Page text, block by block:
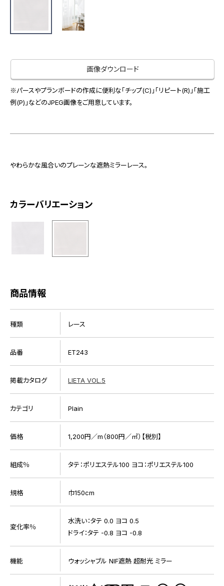
お役立ち資料
サンプル・カタログ請求／お問い合わせ（ビジネスのお客様）
非住宅案件に関するお問い合わせ
スペースソリューション事業
オフィスソリューション事業
会社情報
画像ダウンロード
※パースやプランボードの作成に便利な「チップ(C)」「リピート(R)」「施工
例(P)」などのJPEG画像をご用意しています。
やわらかな風合いのプレーンな遮熱ミラーレース。
カラーバリエーション
商品情報
種類 レース
品番 ET243
掲載カタログ LIETA VOL.5
カテゴリ Plain
価格 1,200円／m（800円／㎡）【税別】
組成％ タテ：ポリエステル100 ヨコ：ポリエステル100
規格 巾150cm
変化率％
水洗い：タテ 0.0 ヨコ 0.5
ドライ：タテ -0.8 ヨコ -0.8
機能 ウォッシャブル NIF遮熱 超耐光 ミラー